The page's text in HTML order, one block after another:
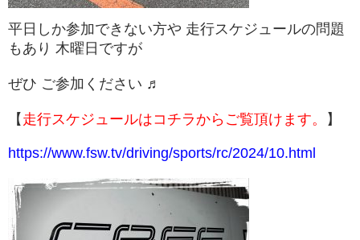
平日しか参加できない方や 走行スケジュールの問題
もあり 木曜日ですが
ぜひ ご参加ください ♬
【 走行スケジュールはコチラからご覧頂けます。 】
https://www.fsw.tv/driving/sports/rc/2024/10.html